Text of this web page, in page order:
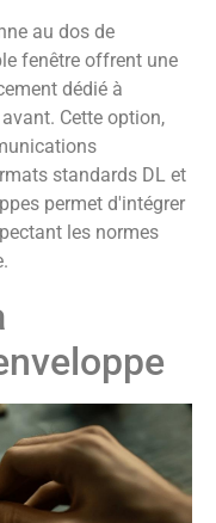
au dos de
fenêtre offrent une
dédié à
Cette option,
standards DL et
permet d'intégrer
les normes